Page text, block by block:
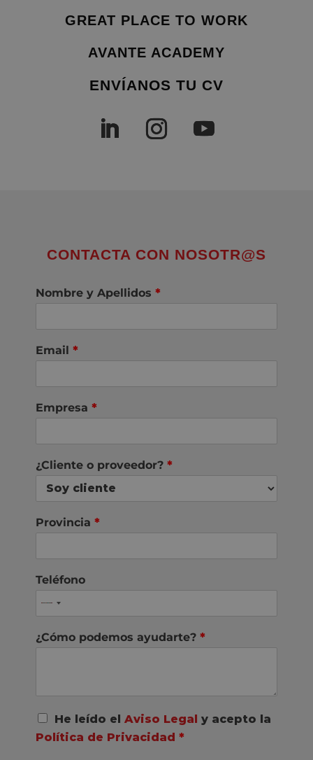
GREAT PLACE TO WORK
AVANTE ACADEMY
ENVÍANOS TU CV
CONTACTA CON NOSOTR@S
Nombre y Apellidos *
Email *
Empresa *
¿Cliente o proveedor? *
Provincia *
Teléfono
¿Cómo podemos ayudarte? *
A
c
u
He leído el Aviso Legal y acepto la
Política de Privacidad *